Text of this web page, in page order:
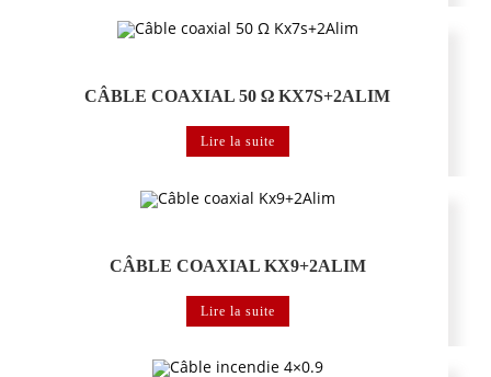
CÂBLE COAXIAL 50 Ω KX7S+2ALIM
Lire la suite
CÂBLE COAXIAL KX9+2ALIM
Lire la suite